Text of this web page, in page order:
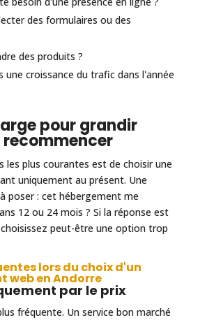
des formulaires ou des
des produits ?
une croissance du trafic dans l'année
pour grandir
les plus courantes est de choisir une
uniquement au présent. Une
poser : cet hébergement me
12 ou 24 mois ? Si la réponse est
peut-être une option trop
lors du choix d'un
web en Andorre
par le prix
fréquente. Un service bon marché